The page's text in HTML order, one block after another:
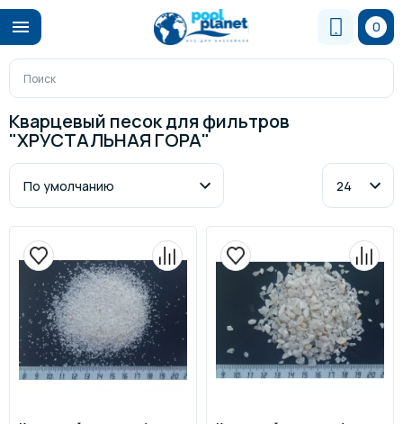
0
Кварцевый песок для фильтров
"ХРУСТАЛЬНАЯ ГОРА"